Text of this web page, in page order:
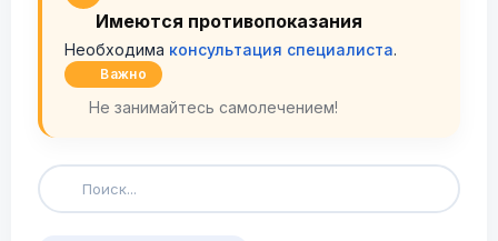
Имеются противопоказания
Необходима консультация специалиста.
Важно
Не занимайтесь самолечением!